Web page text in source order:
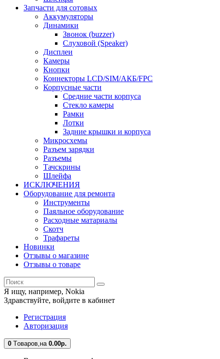
Запчасти для сотовых
Аккумуляторы
Динамики
Звонок (buzzer)
Слуховой (Speaker)
Дисплеи
Камеры
Кнопки
Коннекторы LCD/SIM/АКБ/FPC
Корпусные части
Средние части корпуса
Стекло камеры
Рамки
Лотки
Задние крышки и корпуса
Микросхемы
Разъем зарядки
Разъемы
Тачскрины
Шлейфа
ИСКЛЮЧЕНИЯ
Оборудование для ремонта
Инструменты
Паяльное оборудование
Расходные матариалы
Скотч
Трафареты
Новинки
Отзывы о магазине
Отзывы о товаре
Я ищу, например, Nokia
Здравствуйте, войдите в кабинет
Регистрация
Авторизация
0 Tоваров,на 0.00р.